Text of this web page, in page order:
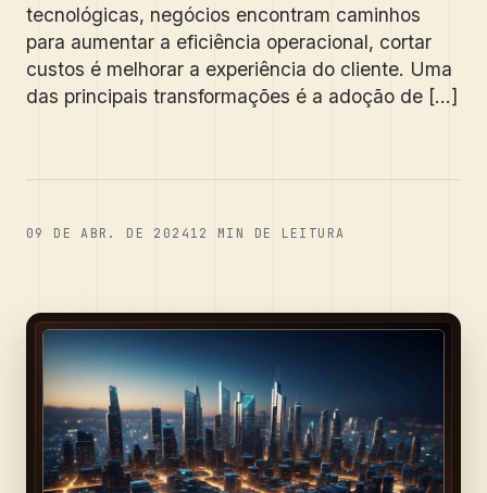
tecnológicas, negócios encontram caminhos
para aumentar a eficiência operacional, cortar
custos é melhorar a experiência do cliente. Uma
das principais transformações é a adoção de [...]
09 DE ABR. DE 2024 12 MIN DE LEITURA